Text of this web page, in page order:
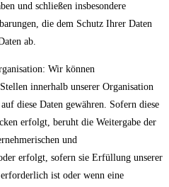
und schließen insbesondere
die dem Schutz Ihrer Daten
ab.
Wir können
innerhalb unserer Organisation
diese Daten gewähren. Sofern diese
erfolgt, beruht die Weitergabe der
und
erfolgt, sofern sie Erfüllung unserer
ist oder wenn eine